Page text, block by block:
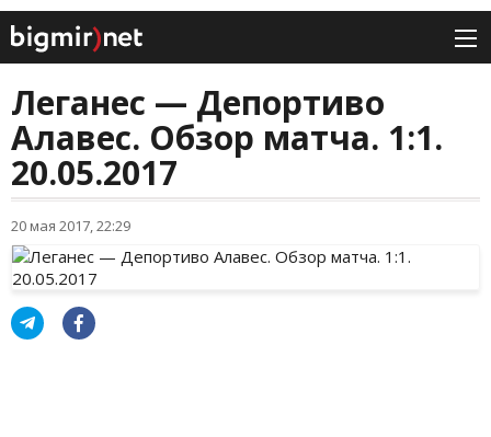
Леганес — Депортиво
Алавес. Обзор матча. 1:1.
20.05.2017
20 мая 2017, 22:29